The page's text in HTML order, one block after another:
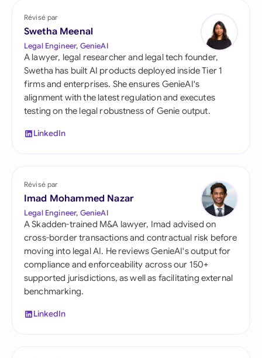
Révisé par
Swetha Meenal
Legal Engineer, GenieAI
A lawyer, legal researcher and legal tech founder,
Swetha has built AI products deployed inside Tier 1
firms and enterprises. She ensures GenieAI's
alignment with the latest regulation and executes
testing on the legal robustness of Genie output.
LinkedIn
Révisé par
Imad Mohammed Nazar
Legal Engineer, GenieAI
A Skadden-trained M&A lawyer, Imad advised on
cross-border transactions and contractual risk before
moving into legal AI. He reviews GenieAI's output for
compliance and enforceability across our 150+
supported jurisdictions, as well as facilitating external
benchmarking.
LinkedIn